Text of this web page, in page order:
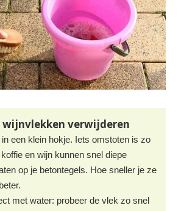
wijnvlekken verwijderen
een klein hokje. Iets omstoten is zo
en wijn kunnen snel diepe
op je betontegels. Hoe sneller je ze
met water: probeer de vlek zo snel